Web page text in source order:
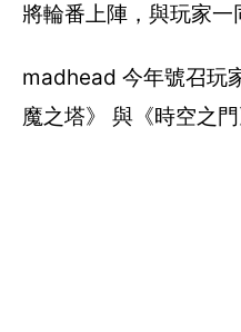
將輪番上陣，與玩家一
madhead 今年號召玩
魔之塔》 與《時空之